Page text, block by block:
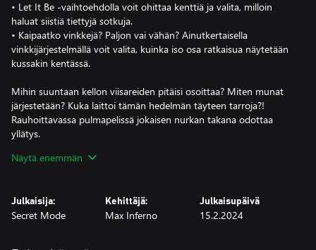
• Let It Be -vaihtoehdolla voit ohittaa kenttiä ja valita, milloin
haluat siistiä tiettyjä sotkuja.
• Kaipaatko vinkkejä? Paljon vai vähän? Ainutkertaisella
vinkkijärjestelmällä voit valita, kuinka iso osa ratkaisua näytetään
kussakin kentässä.
Mihin suuntaan kellon viisareiden pitäisi osoittaa? Miten munat
järjestetään? Kuka laittoi tämän hedelmän täyteen tarroja?!
Rauhoittavassa pulmapelissä jokaisen nurkan takana odottaa
yllätys.
the Left on hauska ja omalaatuinen peli, jossa on yli 100
Daily Tidy -tilassa saat muunnelman yhdestä
Löytämällä oikeat ratkaisut päivittäin voi avata hauskoja
Näytä enemmän
Julkaisija:
Secret Mode
Kehittäjä:
Max Inferno
Julkaisupäivä
15.2.2024